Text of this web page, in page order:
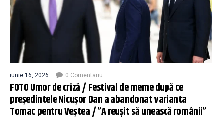
iunie 16, 2026 0 Comentariu
FOTO Umor de criză / Festival de meme după ce
președintele Nicușor Dan a abandonat varianta
Tomac pentru Veștea / ”A reușit să unească românii”